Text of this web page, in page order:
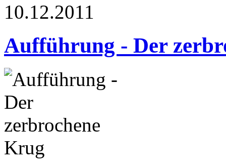
10.12.2011
Aufführung - Der